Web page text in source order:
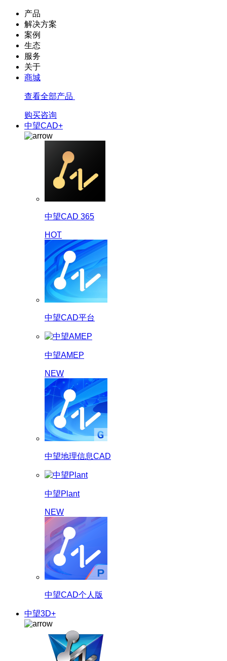
产品
解决方案
案例
生态
服务
关于
商城
查看全部产品
购买咨询
中望CAD+
中望CAD 365
HOT
中望CAD平台
中望AMEP
NEW
中望地理信息CAD
中望Plant
NEW
中望CAD个人版
中望3D+